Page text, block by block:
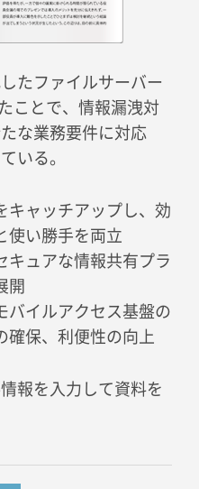
たファイルサーバー
ことで、情報漏洩対
な業務要件に対応
いる。
キャッチアップし、効
使い勝手を両立
キュアな情報共有プラ
開
バイルアクセス基盤の
確保、利便性の向上
報を入力して資料を